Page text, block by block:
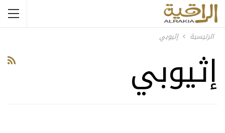
الرئيسية إثيوبي
إثيوبي